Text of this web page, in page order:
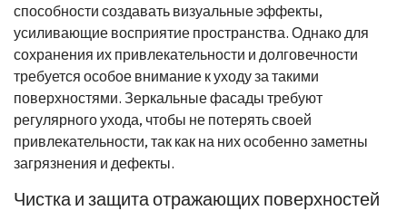
способности создавать визуальные эффекты,
усиливающие восприятие пространства. Однако для
сохранения их привлекательности и долговечности
требуется особое внимание к уходу за такими
поверхностями. Зеркальные фасады требуют
регулярного ухода, чтобы не потерять своей
привлекательности, так как на них особенно заметны
загрязнения и дефекты.
Чистка и защита отражающих поверхностей